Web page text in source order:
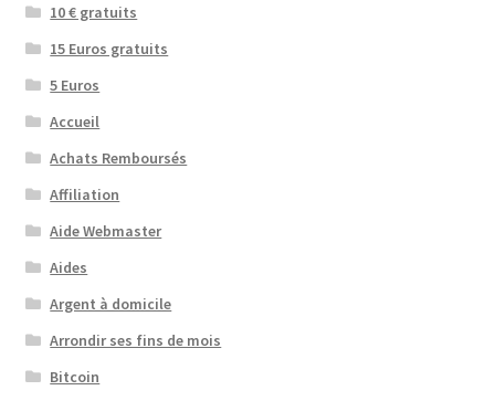
10 € gratuits
15 Euros gratuits
5 Euros
Accueil
Achats Remboursés
Affiliation
Aide Webmaster
Aides
Argent à domicile
Arrondir ses fins de mois
Bitcoin